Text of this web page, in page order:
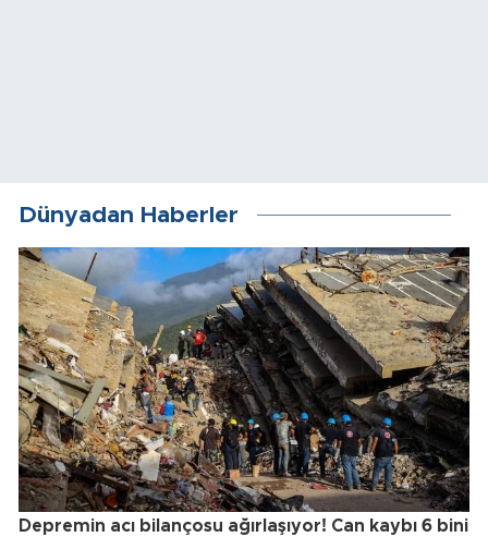
Dünyadan Haberler
Depremin acı bilançosu ağırlaşıyor! Can kaybı 6 bini